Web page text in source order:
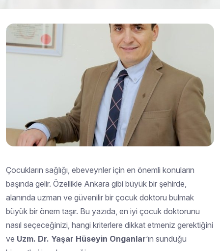
Çocukların sağlığı, ebeveynler için en önemli konuların
başında gelir. Özellikle Ankara gibi büyük bir şehirde,
alanında uzman ve güvenilir bir çocuk doktoru bulmak
büyük bir önem taşır. Bu yazıda, en iyi çocuk doktorunu
nasıl seçeceğinizi, hangi kriterlere dikkat etmeniz gerektiğini
ve Uzm. Dr. Yaşar Hüseyin Onganlar‘ın sunduğu